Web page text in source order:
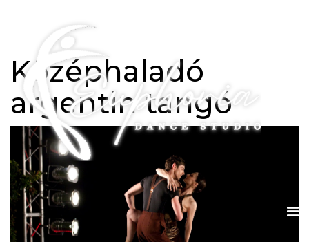
Középhaladó
argentin tangó